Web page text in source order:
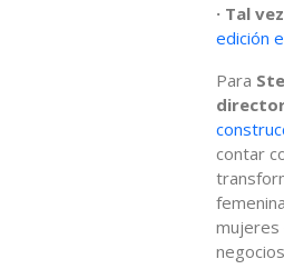
· Tal
edición
Para
contar
mujeres